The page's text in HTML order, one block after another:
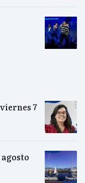
7